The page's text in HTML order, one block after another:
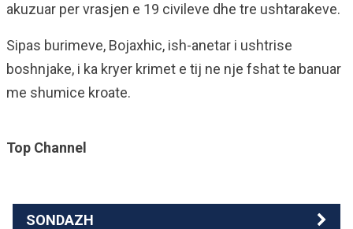
akuzuar per vrasjen e 19 civileve dhe tre ushtarakeve.
Sipas burimeve, Bojaxhic, ish-anetar i ushtrise
boshnjake, i ka kryer krimet e tij ne nje fshat te banuar
me shumice kroate.
Top Channel
SONDAZH